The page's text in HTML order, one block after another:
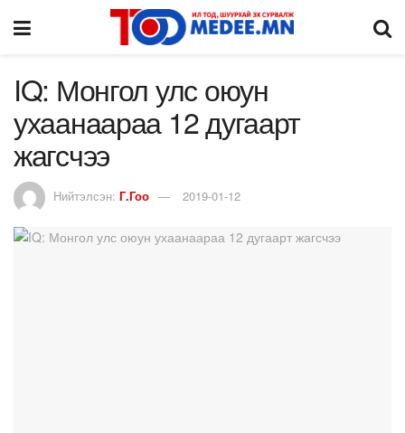
IQ: Монгол улс оюун
ухаанаараа 12 дугаарт
жагсчээ
Нийтэлсэн: Г.Гоо 2019-01-12